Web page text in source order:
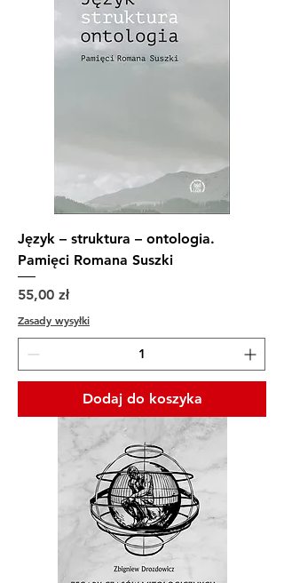
Język – struktura – ontologia.
Pamięci Romana Suszki
Cena
55,00 zł
Zasady wysyłki
Dodaj do koszyka